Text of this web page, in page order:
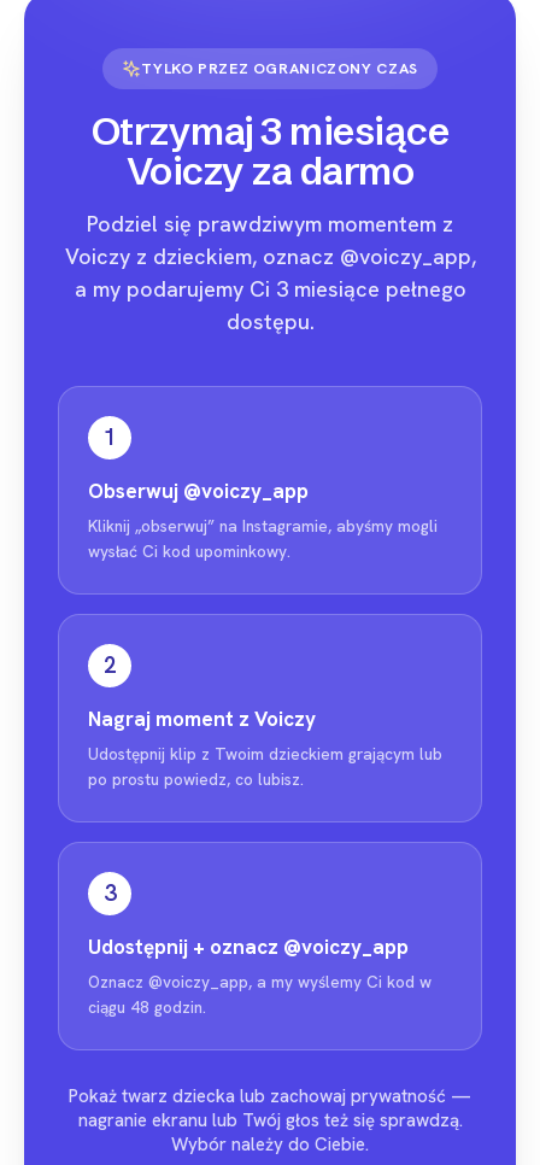
TYLKO PRZEZ OGRANICZONY CZAS
Otrzymaj 3 miesiące
Voiczy za darmo
Podziel się prawdziwym momentem z
Voiczy z dzieckiem, oznacz @voiczy_app,
a my podarujemy Ci 3 miesiące pełnego
dostępu.
1
Obserwuj @voiczy_app
Kliknij „obserwuj” na Instagramie, abyśmy mogli
wysłać Ci kod upominkowy.
2
Nagraj moment z Voiczy
Udostępnij klip z Twoim dzieckiem grającym lub
po prostu powiedz, co lubisz.
3
Udostępnij + oznacz @voiczy_app
Oznacz @voiczy_app, a my wyślemy Ci kod w
ciągu 48 godzin.
Pokaż twarz dziecka lub zachowaj prywatność —
nagranie ekranu lub Twój głos też się sprawdzą.
Wybór należy do Ciebie.